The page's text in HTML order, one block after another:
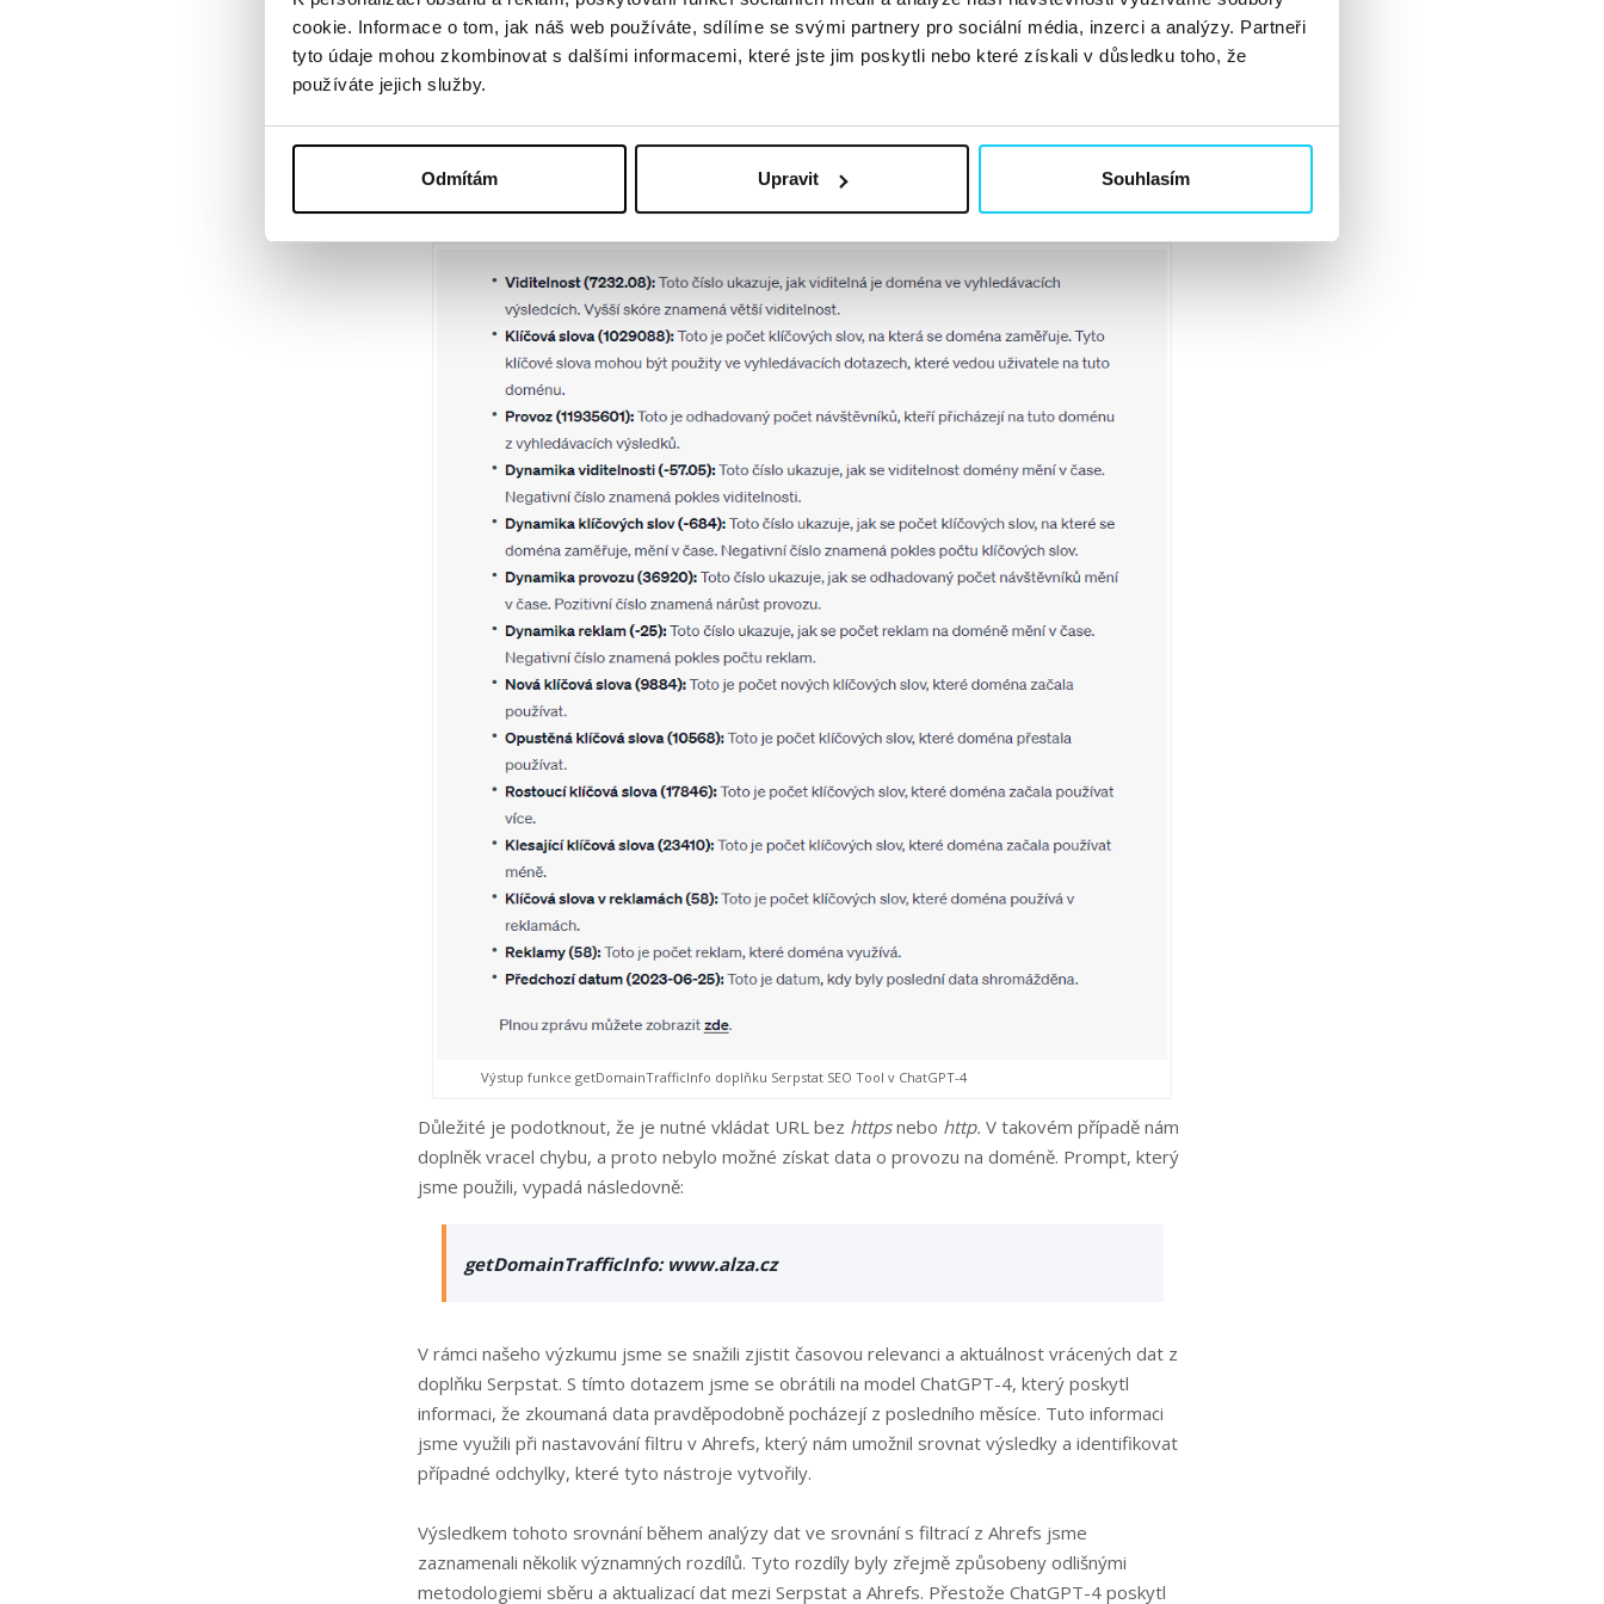
cookie. Informace o tom, jak náš web používáte, sdílíme se svými partnery pro sociální média, inzerci a analýzy. Partneři
tyto údaje mohou zkombinovat s dalšími informacemi, které jste jim poskytli nebo které získali v důsledku toho, že
používáte jejich služby.
Odmítám Upravit Souhlasím
Dáledoplněk poskytuje informace o metrikách, jako je organický provoz, počet
Tentodoplněk vám poskytne ucelený pohled na vaší konkurenci, ale i na to, jak se daří
vašemu projektu. Tato funkce na vstupu počítá pouze s doménou druhého řádu, tudíž bohužel
Výstup funkce getDomainTrafficInfo doplňku Serpstat SEO Tool v ChatGPT-4
Důležité je podotknout, že je nutné vkládat URL bez httpsnebo http. V takovém případě nám
doplněk vracel chybu, a proto nebylo možné získat data o provozu na doméně. Prompt, který
jsme použili, vypadá následovně:
getDomainTrafficInfo: www.alza.cz
V rámci našeho výzkumu jsme se snažili zjistit časovou relevanci a aktuálnost vrácených dat z
doplňku Serpstat. S tímto dotazem jsme se obrátili na model ChatGPT-4, který poskytl
informaci, že zkoumaná data pravděpodobně pocházejí z posledního měsíce. Tuto informaci
jsme využili při nastavování filtru v Ahrefs, který nám umožnil srovnat výsledky a identifikovat
případné odchylky, které tyto nástroje vytvořily.
Výsledkem tohoto srovnání během analýzy dat ve srovnání s filtrací z Ahrefs jsme
zaznamenali několik významných rozdílů. Tyto rozdíly byly zřejmě způsobeny odlišnými
metodologiemi sběru a aktualizací dat mezi Serpstat a Ahrefs. Přestože ChatGPT-4 poskytl